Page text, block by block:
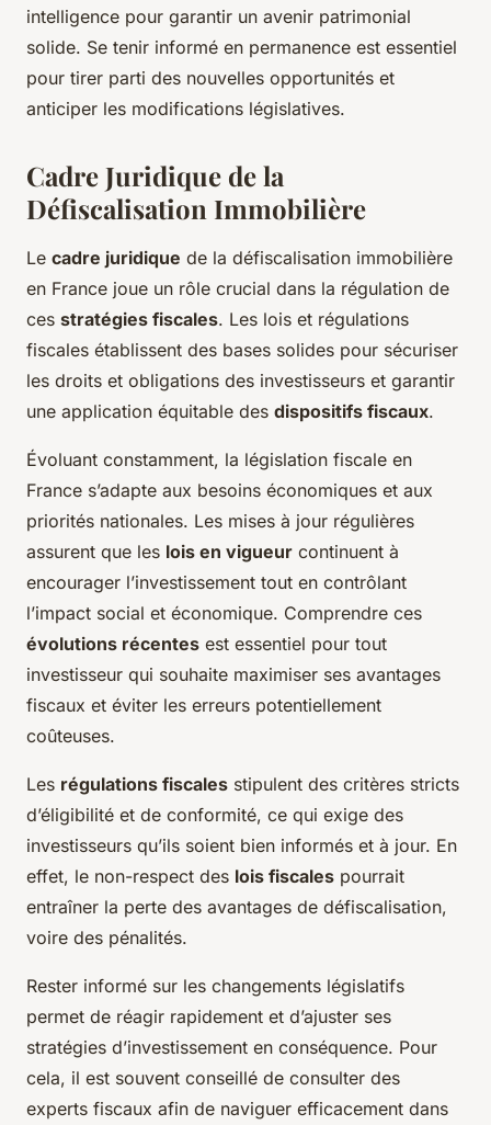
intelligence pour garantir un avenir patrimonial
solide. Se tenir informé en permanence est essentiel
pour tirer parti des nouvelles opportunités et
anticiper les modifications législatives.
Cadre Juridique de la
Défiscalisation Immobilière
Le cadre juridique de la défiscalisation immobilière
en France joue un rôle crucial dans la régulation de
ces stratégies fiscales. Les lois et régulations
fiscales établissent des bases solides pour sécuriser
les droits et obligations des investisseurs et garantir
une application équitable des dispositifs fiscaux.
Évoluant constamment, la législation fiscale en
France s’adapte aux besoins économiques et aux
priorités nationales. Les mises à jour régulières
assurent que les lois en vigueur continuent à
encourager l’investissement tout en contrôlant
l’impact social et économique. Comprendre ces
évolutions récentes est essentiel pour tout
investisseur qui souhaite maximiser ses avantages
fiscaux et éviter les erreurs potentiellement
coûteuses.
Les régulations fiscales stipulent des critères stricts
d’éligibilité et de conformité, ce qui exige des
investisseurs qu’ils soient bien informés et à jour. En
effet, le non-respect des lois fiscales pourrait
entraîner la perte des avantages de défiscalisation,
voire des pénalités.
Rester informé sur les changements législatifs
permet de réagir rapidement et d’ajuster ses
stratégies d’investissement en conséquence. Pour
cela, il est souvent conseillé de consulter des
experts fiscaux afin de naviguer efficacement dans